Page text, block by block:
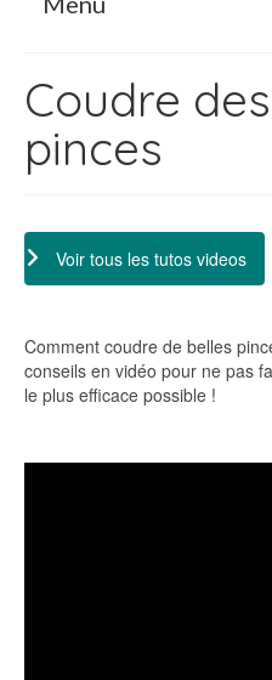
Coudre
pinces
Voir tous les tutos videos
Comment coudre de belles
conseils en vidéo pour ne pas
le plus efficace possible !